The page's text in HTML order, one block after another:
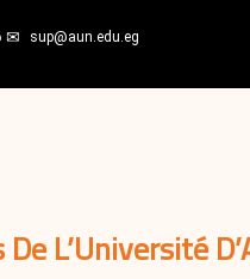
sup@aun.edu.eg
L’Université